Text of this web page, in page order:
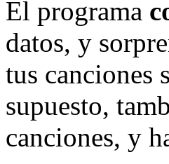
El programa
datos, y
tus canciones
supuesto,
canciones, y